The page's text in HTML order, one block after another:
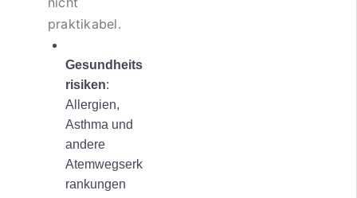
praktikabel.
Gesundheits
risiken:
Allergien,
Asthma und
andere
Atemwegserk
rankungen